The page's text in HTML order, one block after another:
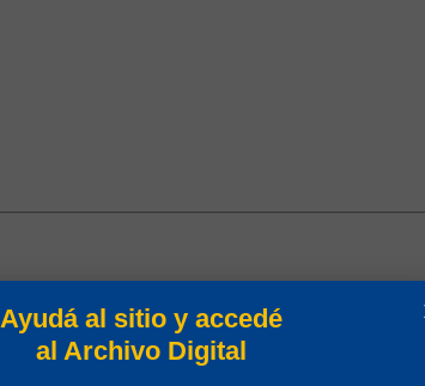
Ayudá al sitio y accedé
al Archivo Digital